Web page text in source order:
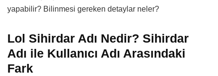
yapabilir? Bilinmesi gereken detaylar neler?
Lol Sihirdar Adı Nedir? Sihirdar
Adı ile Kullanıcı Adı Arasındaki
Fark